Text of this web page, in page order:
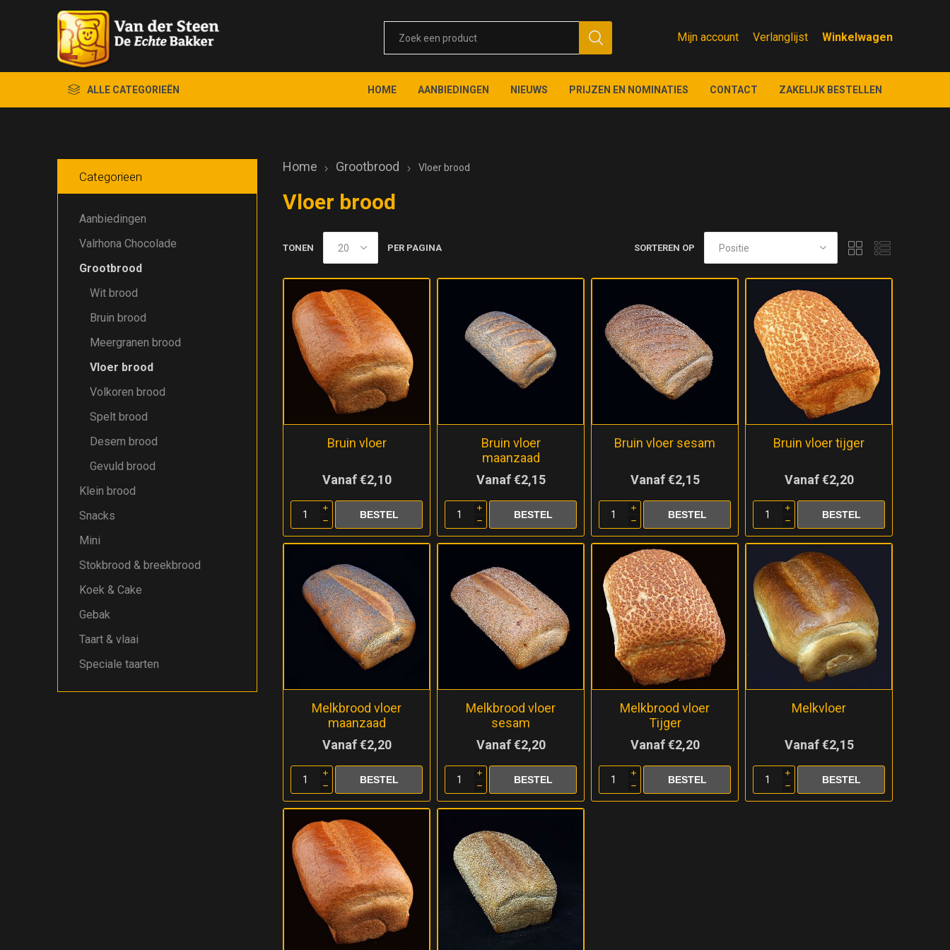
Mijn account Verlanglijst
ALLE CATEGORIEËN HOME AANBIEDINGEN NIEUWS PRIJZEN EN NOMINATIES CONTACT ZAKELIJK BESTELLEN
Home Grootbrood Vloer brood
Vloer brood
SORTEREN OP
TONEN PER PAGINA
Bruin vloer
Vanaf €2,10
i
h
Bruin vloer
maanzaad
Vanaf €2,15
i
h
Bruin vloer sesam
Vanaf €2,15
i
h
Bruin vloer tijger
Vanaf €2,20
i
h
Melkbrood vloer
maanzaad
Vanaf €2,20
i
h
Melkbrood vloer
sesam
Vanaf €2,20
i
h
Melkbrood vloer
Tijger
Vanaf €2,20
i
h
Melkvloer
Vanaf €2,15
i
h
Categorieen
Aanbiedingen
Valrhona Chocolade
Grootbrood
Wit brood
Bruin brood
Meergranen brood
Vloer brood
Volkoren brood
Spelt brood
Desem brood
Gevuld brood
Klein brood
Snacks
Mini
Stokbrood & breekbrood
Koek & Cake
Gebak
Taart & vlaai
Speciale taarten